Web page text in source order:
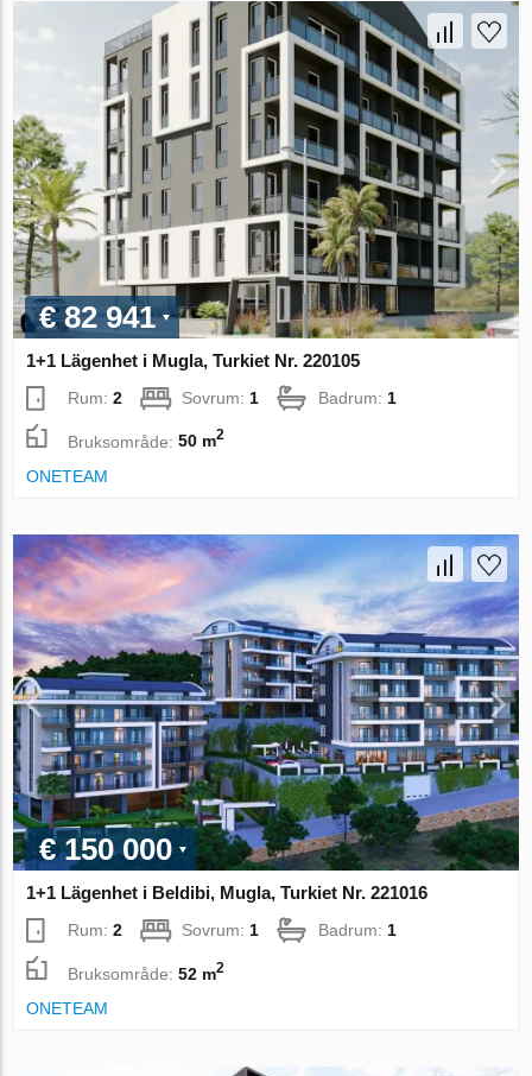
€ 82 941
1+1 Lägenhet i Mugla, Turkiet Nr. 220105
Rum:2 Sovrum: 1 Badrum: 1
Bruksområde:50 m2
ONETEAM
€ 150 000
1+1 Lägenhet i Beldibi, Mugla, Turkiet Nr. 221016
Rum:2 Sovrum:1 Badrum:1
Bruksområde:52 m2
ONETEAM